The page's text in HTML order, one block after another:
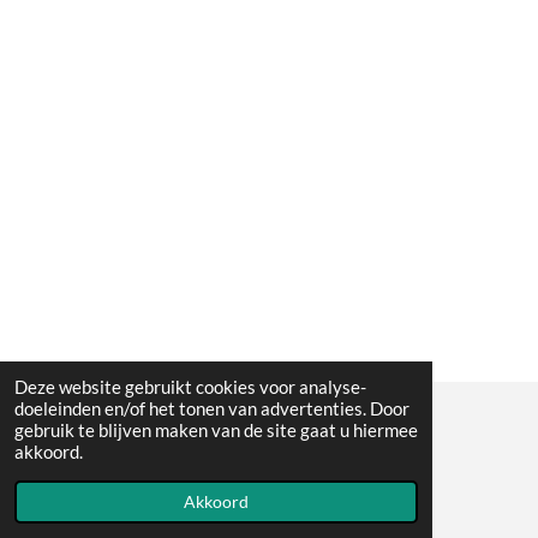
Deze website gebruikt cookies voor analyse-
doeleinden en/of het tonen van advertenties. Door
gebruik te blijven maken van de site gaat u hiermee
akkoord.
Akkoord
© 2023 - 2026 Babbel en Speel